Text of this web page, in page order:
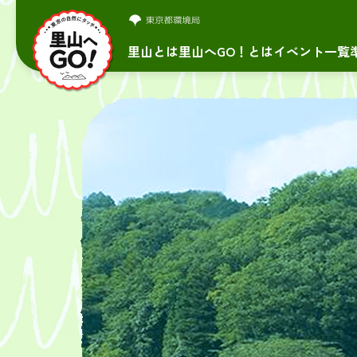
里山とは里山へGO！とはイベント一覧